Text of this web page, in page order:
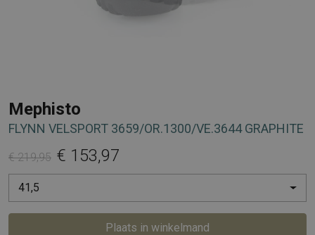
Mephisto
FLYNN VELSPORT 3659/OR.1300/VE.3644 GRAPHITE
€ 219,95 € 153,97
41,5
Plaats in winkelmand